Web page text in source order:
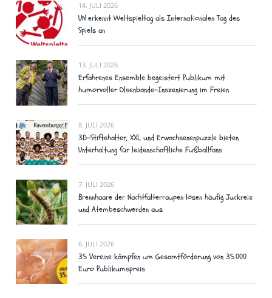
14. JULI 2026
UN erkennt Weltspieltag als Internationalen Tag des
Spiels an
13. JULI 2026
Erfahrenes Ensemble begeistert Publikum mit
humorvoller Olsenbande-Inszenierung im Freien
8. JULI 2026
3D-Stiftehalter, XXL und Erwachsenenpuzzle bieten
Unterhaltung für leidenschaftliche Fußballfans
7. JULI 2026
Brennhaare der Nachtfalterraupen lösen häufig Juckreiz
und Atembeschwerden aus
6. JULI 2026
35 Vereine kämpfen um Gesamtförderung von 35.000
Euro Publikumspreis